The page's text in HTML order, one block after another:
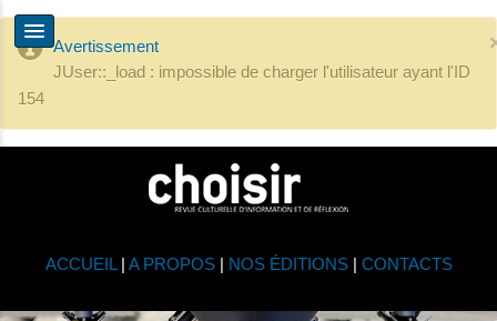
Avertissement
JUser::_load : impossible de charger l'utilisateur ayant l'ID
154
ACCUEIL | A PROPOS| NOS ÉDITIONS| CONTACTS